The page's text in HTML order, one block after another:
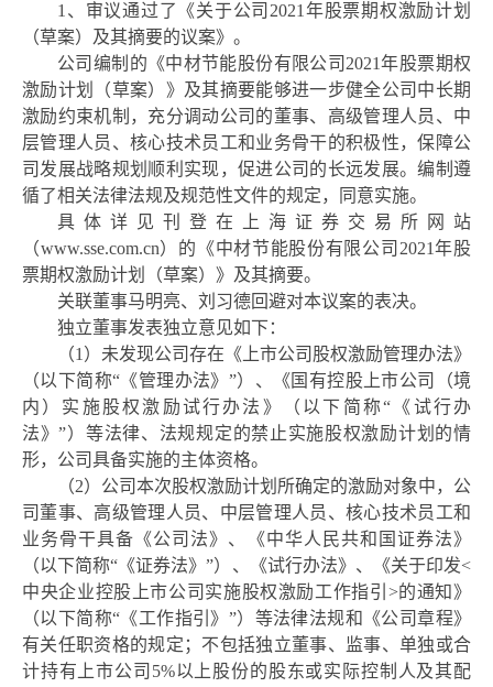
1、审议通过了《关于公司2021年股票期权激励计划
（草案）及其摘要的议案》。
公司编制的《中材节能股份有限公司 2021年股票期权
激励计划（草案）》及其摘要能够进一步健全公司中长期
激励约束机制，充分调动公司的董事、高级管理人员、中
层管理人员、核心技术员工和业务骨干的积极性，保障公
司发展战略规划顺利实现，促进公司的长远发展。编制遵
循了相关法律法规及规范性文件的规定，同意实施。
具体详见刊登在上海证券交易所网站
（www.sse.com.cn）的《中材节能股份有限公司2021年股
票期权激励计划（草案）》及其摘要。
关联董事马明亮、刘习德回避对本议案的表决。
独立董事发表独立意见如下：
（1）未发现公司存在《上市公司股权激励管理办法》
（以下简称“《管理办法》”）、《国有控股上市公司（境
内）实施股权激励试行办法》（以下简称“《试行办
法》”）等法律、法规规定的禁止实施股权激励计划的情
形，公司具备实施的主体资格。
（2）公司本次股权激励计划 所确定的激励对象中，公
司董事、高级管理人员、中层管理人员、核心技术员工和
业务骨干具备《公司法》、《中华人民共和国证券法》
（以下简称“《证券法》”）、《试行办法》、《关于印发<
中央企业控股上市公司实施股权激励工作指引>的通知》
（以下简称“《工作指引》”）等法律法规和《公司章程》
有关任职资格的规定；不包括独立董事、监事、单独或合
计持有上市公司5%以上股份的股东或实际控制人及其配